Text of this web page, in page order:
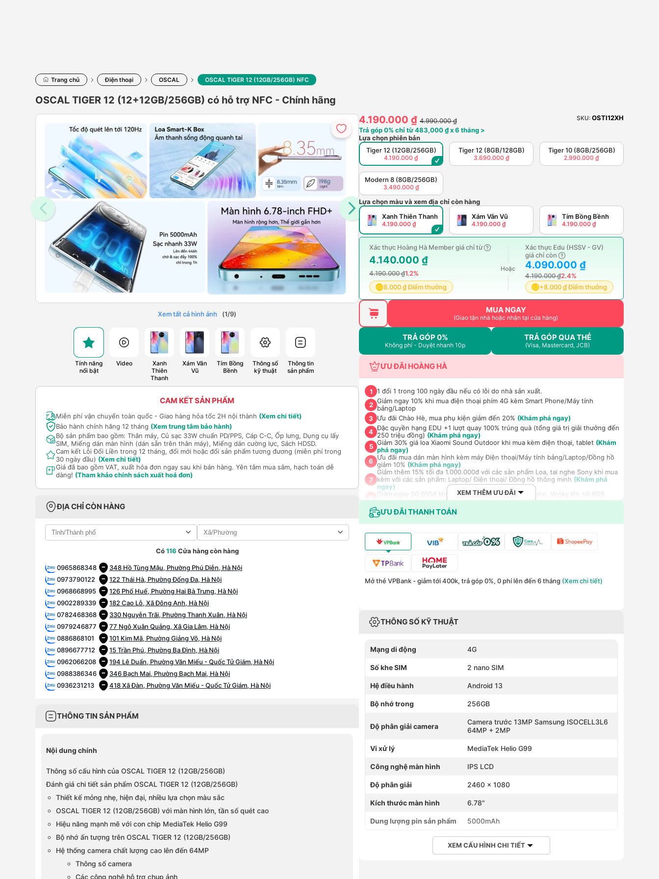
Trang chủ Điện thoại OSCAL OSCAL TIGER 12 (12GB/256GB) NFC
OSCAL TIGER 12 (12+12GB/256GB) có hỗ trợ NFC - Chính hãng
Xem tất cả hình ảnh (1/9)
Tính năng
nổi bật
Video
Xanh
Thiên
Thanh
Xám Vân
Vũ
Tím Bồng
Bềnh
Thông số
kỹ thuật
Thông tin
sản phẩm
CAM KẾT SẢN PHẨM
Miễn phí vận chuyển toàn quốc - Giao hàng hỏa tốc 2H nội thành (Xem chi tiết)
Bảo hành chính hãng 12 tháng (Xem trung tâm bảo hành)
Bộ sản phẩm bao gồm: Thân máy, Củ sạc 33W chuẩn PD/PPS, Cáp C-C, Ốp lưng, Dụng cụ lấy
SIM, Miếng dán màn hình (dán sẵn trên thân máy), Miếng dán cường lực, Sách HDSD.
Cam kết Lỗi Đổi Liền trong 12 tháng, đổi mới hoặc đổi sản phẩm tương đương (miễn phí trong
30 ngày đầu) (Xem chi tiết)
Giá đã bao gồm VAT, xuất hóa đơn ngay sau khi bán hàng. Yên tâm mua sắm, hạch toán dễ
dàng! (Tham khảo chính sách xuất hoá đơn)
ĐỊA CHỈ CÒN HÀNG
Có116 Cửa hàng còn hàng
0965868348
348 Hồ Tùng Mậu, Phường Phú Diễn, Hà Nội
0973790122
122 Thái Hà, Phường Đống Đa, Hà Nội
0968668995
126 Phố Huế, Phường Hai Bà Trưng, Hà Nội
0902289339
182 Cao Lỗ, Xã Đông Anh, Hà Nội
0782468368
330 Nguyễn Trãi, Phường Thanh Xuân, Hà Nội
0979246877
77 Ngô Xuân Quảng, Xã Gia Lâm, Hà Nội
0886868101
101 Kim Mã, Phường Giảng Võ, Hà Nội
0896677712
15 Trần Phú, Phường Ba Đình, Hà Nội
0962066208
194 Lê Duẩn, Phường Văn Miếu - Quốc Tử Giám, Hà Nội
0988386346
346 Bạch Mai, Phường Bạch Mai, Hà Nội
0936231213
418 Xã Đàn, Phường Văn Miếu - Quốc Tử Giám, Hà Nội
0985568109
109 Trần Duy Hưng, Phường Yên Hòa, Hà Nội
0934620123
0886863938
176 Chùa Thông, Phường Sơn Tây, Hà Nội
196 Quang Trung, Phường Hà Đông, Hà Nội
258 Ngô Gia Tự, Phường Việt Hưng, Hà Nội
0968590259
259 đường Lạc Long Quân, Phường Nghĩa Đô, Hà Nội
0903202328
28 Trần Phú, Phường Hà Đông, Hà Nội
0886868010
336 Đường Phạm Văn Đồng, Phường Đông Ngạc, Hà Nội
0915963222
382 Nguyễn Văn Cừ, Phường Bồ Đề, Hà Nội
0968323399
392 Cầu Giấy, Phường Cầu Giấy, Hà Nội
0832639292
392 Trương Định, Phường Tương Mai, Hà Nội
THÔNG TIN SẢN PHẨM
Nội dung chính
Thông số cấu hình của OSCAL TIGER 12 (12GB/256GB)
Đánh giá chi tiết sản phẩm OSCAL TIGER 12 (12GB/256GB)
Thiết kế mỏng nhẹ, hiện đại, nhiều lựa chọn màu sắc
OSCAL TIGER 12 (12GB/256GB) với màn hình lớn, tần số quét cao
Hiệu năng mạnh mẽ với con chip MediaTek Helio G99
Bộ nhớ ấn tượng trên OSCAL TIGER 12 (12GB/256GB)
Hệ thống camera chất lượng cao lên đến 64MP
Thông số camera
Các công nghệ hỗ trợ chụp ảnh
4.190.000 ₫ 4.990.000 ₫ SKU: OSTI12XH
Trả góp 0% chỉ từ 483,000 ₫ x 6 tháng >
Lựa chọn phiên bản
Tiger 12 (12GB/256GB)
4.190.000 ₫
Tiger 12 (8GB/128GB)
3.690.000 ₫
Tiger 10 (8GB/256GB)
2.990.000 ₫
Modern 8 (8GB/256GB)
3.490.000 ₫
Lựa chọn màu và xem địa chỉ còn hàng
Xanh Thiên Thanh
4.190.000 ₫
Xám Vân Vũ
4.190.000 ₫
Tím Bồng Bềnh
4.190.000 ₫
Xác thực Hoàng Hà Member giá chỉ từ
4.140.000 ₫
4.190.000 ₫1.2%
8.000 ₫ Điểm thưởng
Hoặc
Xác thực Edu (HSSV - GV)
giá chỉ còn
4.090.000 ₫
4.190.000 ₫2.4%
+8.000 ₫ Điểm thưởng
MUA NGAY
(Giao tận nhà hoặc nhận tại cửa hàng)
TRẢ GÓP 0%
Không phí - Duyệt nhanh 10p
TRẢ GÓP QUA THẺ
(Visa, Mastercard, JCB)
ƯU ĐÃI HOÀNG HÀ
1
1 đổi 1 trong 100 ngày đầu nếu có lỗi do nhà sản xuất.
2 Giảm ngay 10% khi mua điện thoại phím 4G kèm Smart Phone/Máy tính
bảng/Laptop
3
Ưu đãi Chào Hè, mua phụ kiện giảm đến 20% (Khám phá ngay)
4 Đặc quyền hạng EDU +1 lượt quay 100% trúng quà (tổng giá trị giải thưởng đến
250 triệu đồng) (Khám phá ngay)
5 Giảm 30% giá loa Xiaomi Sound Outdoor khi mua kèm điện thoại, tablet (Khám
phá ngay)
6
Ưu đãi mua dán màn hình kèm máy Điện thoại/Máy tính bảng/Laptop/Đồng hồ
giảm 10% (Khám phá ngay)
7
Giảm thêm 15% tối đa 1.000.000đ với các sản phẩm Loa, tai nghe Sony khi mua
kèm với các sản phẩm: Laptop/ Điện thoại/ Đồng hồ thông minh (Khám phá
ngay)
Giảm ngay 50.000đ khi mua gói cước di động Mobifone, Vnsky lên tới 6GB
data/ngày - Trải nghiệm 5G chỉ 99k/tháng(Khám phá ngay)
9 Nhận báo giá tốt nhất cho khách hàng doanh nghiệp B2B khi mua số lượng lớn
(Khám phá ngay)
XEM THÊM ƯU ĐÃI
ƯU ĐÃI THANH TOÁN
Mở thẻ VPBank - giảm tới 400k, trả góp 0%, 0 phí lên đến 6 tháng (Xem chi tiết)
THÔNG SỐ KỸ THUẬT
Mạng di động 4G
Số khe SIM 2 nano SIM
Hệ điều hành Android 13
Bộ nhớ trong 256GB
Độ phân giải camera
Camera trước 13MP Samsung ISOCELL3L6
64MP + 2MP
Vi xử lý MediaTek Helio G99
Công nghệ màn hình IPS LCD
Độ phân giải 2460 x 1080
Kích thước màn hình 6.78"
Dung lượng pin sản phẩm 5000mAh
XEM CẤU HÌNH CHI TIẾT